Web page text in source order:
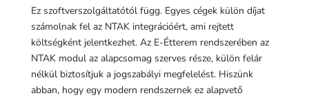
Ez szoftverszolgáltatótól függ. Egyes cégek külön díjat
számolnak fel az NTAK integrációért, ami rejtett
költségként jelentkezhet. Az E-Étterem rendszerében az
NTAK modul az alapcsomag szerves része, külön felár
nélkül biztosítjuk a jogszabályi megfelelést. Hiszünk
abban, hogy egy modern rendszernek ez alapvető